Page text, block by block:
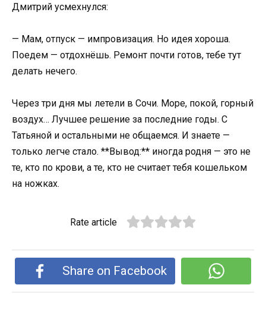
Дмитрий усмехнулся:
— Мам, отпуск — импровизация. Но идея хороша.
Поедем — отдохнёшь. Ремонт почти готов, тебе тут
делать нечего.
Через три дня мы летели в Сочи. Море, покой, горный
воздух… Лучшее решение за последние годы. С
Татьяной и остальными не общаемся. И знаете —
только легче стало. **Вывод:** иногда родня — это не
те, кто по крови, а те, кто не считает тебя кошельком
на ножках.
Rate article
Share on Facebook